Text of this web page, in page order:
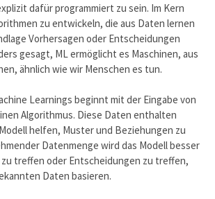
dafür programmiert zu sein. Im Kern
zu entwickeln, die aus Daten lernen
Vorhersagen oder Entscheidungen
gesagt, ML ermöglicht es Maschinen, aus
ähnlich wie wir Menschen es tun.
Learnings beginnt mit der Eingabe von
Algorithmus. Diese Daten enthalten
helfen, Muster und Beziehungen zu
Datenmenge wird das Modell besser
treffen oder Entscheidungen zu treffen,
Daten basieren.